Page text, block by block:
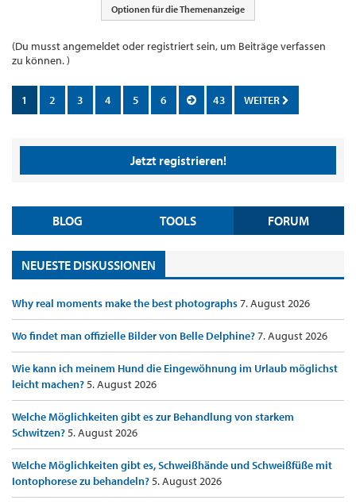
Optionen für die Themenanzeige
(Du musst angemeldet oder registriert sein, um Beiträge verfassen
zu können. )
1 2 3 4 5 6 43 WEITER
Jetzt registrieren!
BLOG TOOLS FORUM
NEUESTE DISKUSSIONEN
Why real moments make the best photographs7. August 2026
Wo findet man offizielle Bilder von Belle Delphine?7. August 2026
Wie kann ich meinem Hund die Eingewöhnung im Urlaub möglichst
leicht machen?5. August 2026
Welche Möglichkeiten gibt es zur Behandlung von starkem
Schwitzen?5. August 2026
Welche Möglichkeiten gibt es, Schweißhände und Schweißfüße mit
Iontophorese zu behandeln?5. August 2026